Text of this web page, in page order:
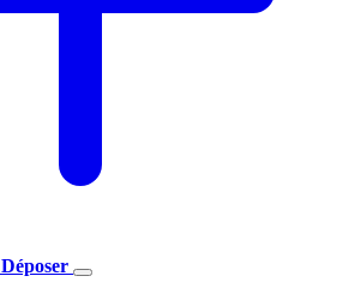
Déposer